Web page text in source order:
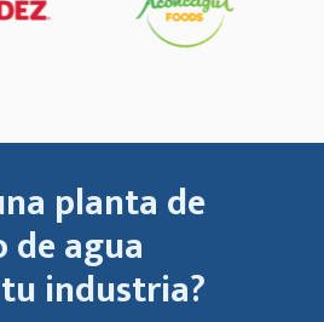
planta de
agua
industria?